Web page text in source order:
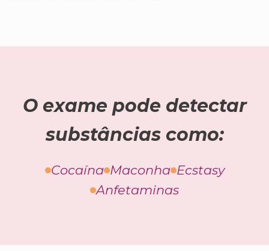
O exame pode detectar
substâncias como:
Cocaína Maconha Ecstasy
Anfetaminas